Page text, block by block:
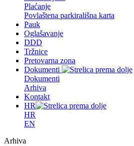
Plaćanje
Povlaštena parkirališna karta
Pauk
Oglašavanje
DDD
Tržnice
Pretovarna zona
Dokumenti
Dokumenti
Arhiva
Kontakt
HR
HR
EN
Arhiva